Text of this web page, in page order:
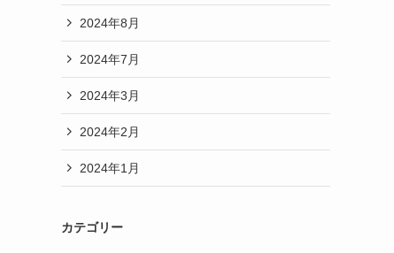
2024年8月
2024年7月
2024年3月
2024年2月
2024年1月
カテゴリー